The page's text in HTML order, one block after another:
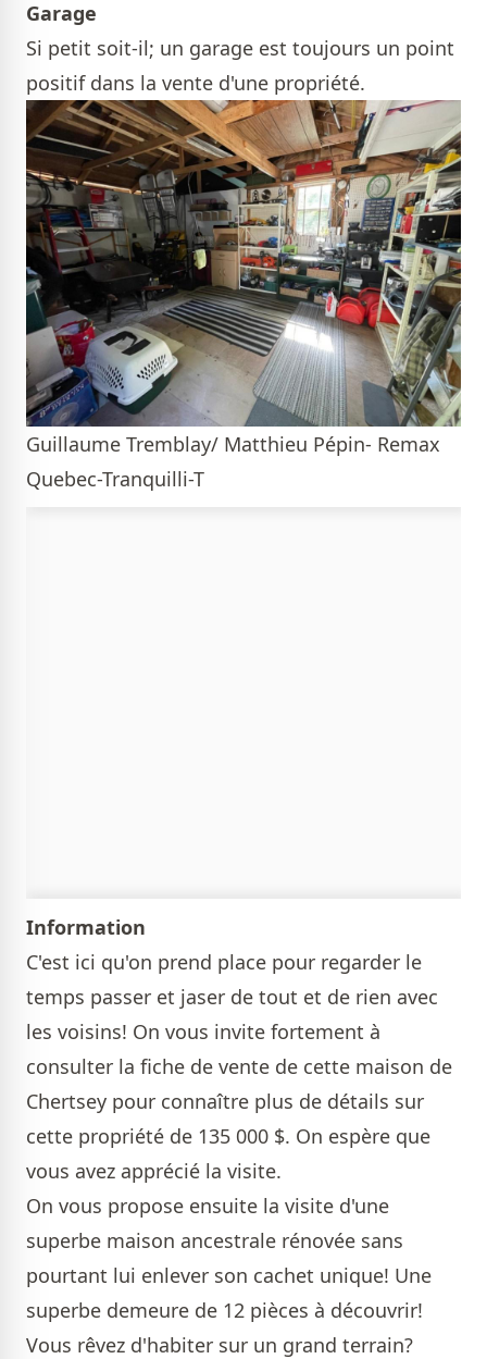
Garage
Si petit soit-il; un garage est toujours un point
positif dans la vente d'une propriété.
Guillaume Tremblay/ Matthieu Pépin- Remax
Quebec-Tranquilli-T
Information
C'est ici qu'on prend place pour regarder le
temps passer et jaser de tout et de rien avec
les voisins! On vous invite fortement à
consulter la fiche de vente de cette maison de
Chertsey pour connaître plus de détails sur
cette propriété de 135 000 $. On espère que
vous avez apprécié la visite.
On vous propose ensuite la visite d'une
superbe maison ancestrale rénovée sans
pourtant lui enlever son cachet unique! Une
superbe demeure de 12 pièces à découvrir!
Vous rêvez d'habiter sur un grand terrain?